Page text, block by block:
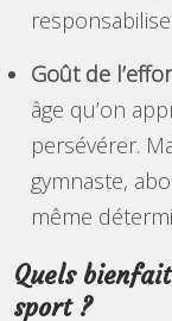
Goût de
âge qu’on
persévérer.
gymnaste,
même
Quels
sport ?